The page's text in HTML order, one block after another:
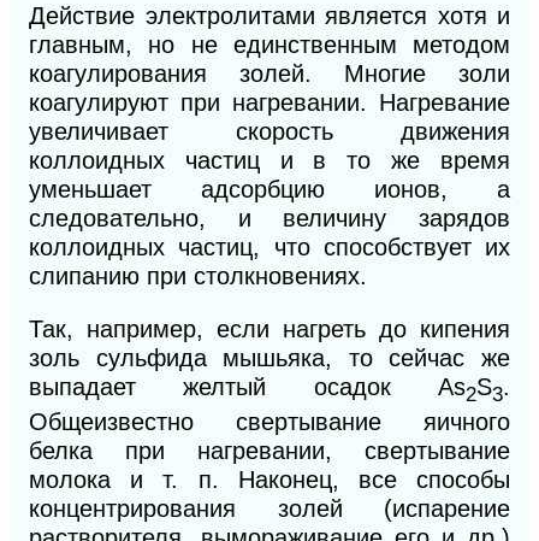
Действие электролитами является хотя и
главным, но не единственным методом
коагулирования золей. Многие золи
коагулируют при нагревании. Нагревание
увеличивает скорость движения
коллоидных частиц и в то же время
уменьшает адсорбцию ионов, а
следовательно, и величину зарядов
коллоидных частиц, что способствует их
слипанию при столкновениях.
Так, например, если нагреть до кипения
золь сульфида мышьяка, то сейчас же
выпадает желтый осадок As2S3.
Общеизвестно свертывание яичного
белка при нагревании, свертывание
молока и т. п. Наконец, все способы
концентрирования золей (испарение